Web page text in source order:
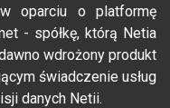
oparciu o platformę
- spółkę, którą Netia
wdrożony produkt
świadczenie usług
danych Netii.